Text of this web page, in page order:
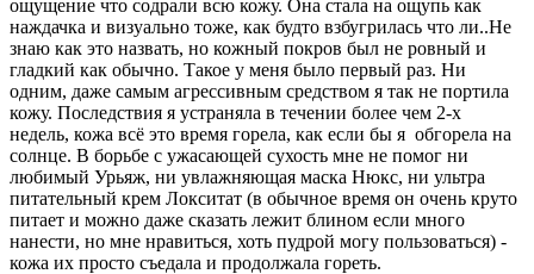
ощущение что содрали всю кожу. Она стала на ощупь как
наждачка и визуально тоже, как будто взбугрилась что ли..Не
знаю как это назвать, но кожный покров был не ровный и
гладкий как обычно. Такое у меня было первый раз. Ни
одним, даже самым агрессивным средством я так не портила
кожу. Последствия я устраняла в течении более чем 2-х
недель, кожа всё это время горела, как если бы я обгорела на
солнце. В борьбе с ужасающей сухость мне не помог ни
любимый Урьяж, ни увлажняющая маска Нюкс, ни ультра
питательный крем Локситат (в обычное время он очень круто
питает и можно даже сказать лежит блином если много
нанести, но мне нравиться, хоть пудрой могу пользоваться) -
кожа их просто съедала и продолжала гореть.